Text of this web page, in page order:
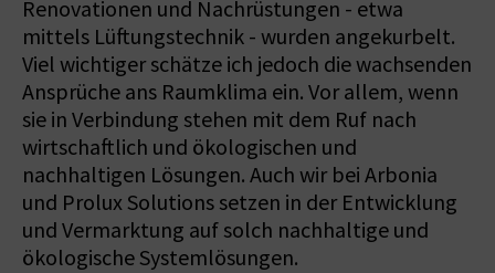
Renovationen und Nachrüstungen - etwa
mittels Lüftungstechnik - wurden angekurbelt.
Viel wichtiger schätze ich jedoch die wachsenden
Ansprüche ans Raumklima ein. Vor allem, wenn
sie in Verbindung stehen mit dem Ruf nach
wirtschaftlich und ökologischen und
nachhaltigen Lösungen. Auch wir bei Arbonia
und Prolux Solutions setzen in der Entwicklung
und Vermarktung auf solch nachhaltige und
ökologische Systemlösungen.